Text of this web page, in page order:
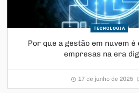
TECNOLOGIA
Por que a gestão em nuvem
empresas na era
17 de junho de 2025